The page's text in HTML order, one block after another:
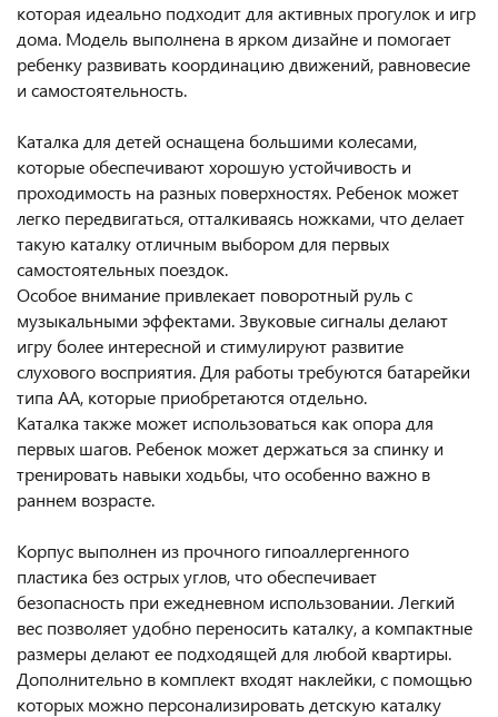
которая идеально подходит для активных прогулок и игр
дома. Модель выполнена в ярком дизайне и помогает
ребенку развивать координацию движений, равновесие
и самостоятельность.
Каталка для детей оснащена большими колесами,
которые обеспечивают хорошую устойчивость и
проходимость на разных поверхностях. Ребенок может
легко передвигаться, отталкиваясь ножками, что делает
такую каталку отличным выбором для первых
самостоятельных поездок.
Особое внимание привлекает поворотный руль с
музыкальными эффектами. Звуковые сигналы делают
игру более интересной и стимулируют развитие
слухового восприятия. Для работы требуются батарейки
типа AA, которые приобретаются отдельно.
Каталка также может использоваться как опора для
первых шагов. Ребенок может держаться за спинку и
тренировать навыки ходьбы, что особенно важно в
раннем возрасте.
Корпус выполнен из прочного гипоаллергенного
пластика без острых углов, что обеспечивает
безопасность при ежедневном использовании. Легкий
вес позволяет удобно переносить каталку, а компактные
размеры делают ее подходящей для любой квартиры.
Дополнительно в комплект входят наклейки, с помощью
которых можно персонализировать детскую каталку